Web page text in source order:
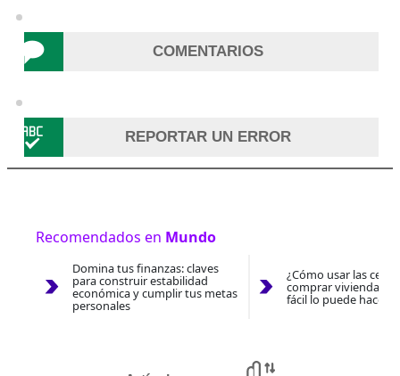
COMENTARIOS
REPORTAR UN ERROR
Recomendados en Mundo
Domina tus finanzas: claves
para construir estabilidad
económica y cumplir tus metas
personales
¿Cómo usar las
comprar vivienda
fácil lo puede hacer